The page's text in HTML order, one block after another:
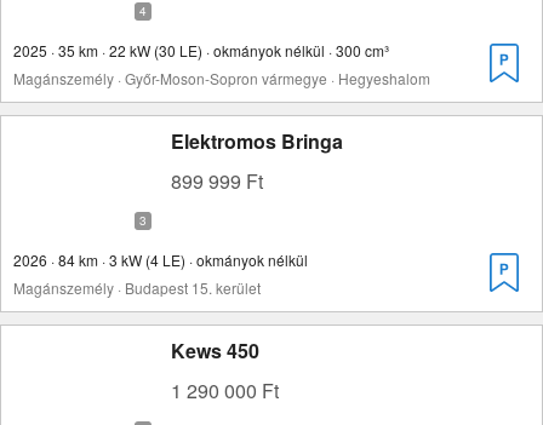
2025 · 35 km · 22 kW (30 LE) · okmányok nélkül · 300 cm³
Magánszemély · Győr-Moson-Sopron vármegye · Hegyeshalom
Elektromos Bringa
899 999 Ft
2026 · 84 km · 3 kW (4 LE) · okmányok nélkül
Magánszemély · Budapest 15. kerület
Kews 450
1 290 000 Ft